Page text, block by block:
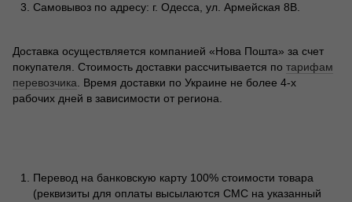
Самовывоз по адресу: г. Одесса, ул. Армейская 8В.
Доставка осуществляется компанией «Нова Пошта» за счет
покупателя. Стоимость доставки рассчитывается по тарифам
перевозчика . Время доставки по Украине не более 4-х
рабочих дней в зависимости от региона.
Перевод на банковскую карту 100% стоимости товара
(реквизиты для оплаты высылаются СМС на указанный